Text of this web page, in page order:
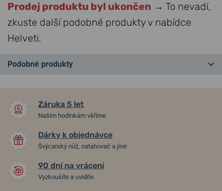
Prodej produktu byl ukončen → To nevadí,
zkuste další podobné produkty v nabídce
Helveti.
Podobné produkty
Záruka 5 let
Našim hodinkám věříme
Dárky k objednávce
Švýcarský nůž, natahovač a jiné
90 dní na vrácení
Vyzkoušíte a uvidíte